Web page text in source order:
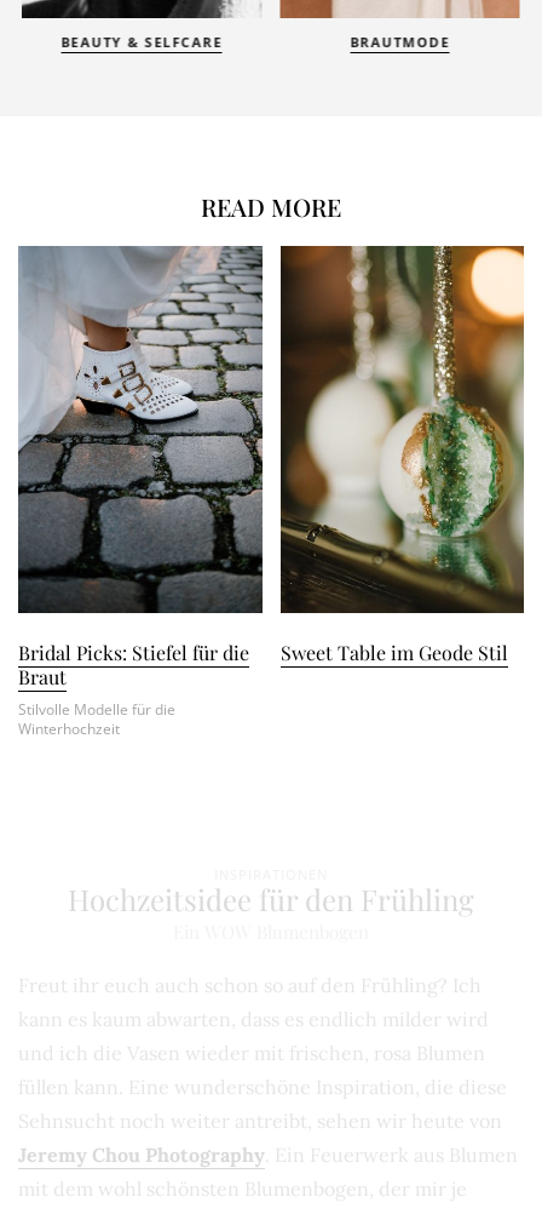
BEAUTY & SELFCARE BRAUTMODE
READ MORE
Bridal Picks: Stiefel für die
Braut
Stilvolle Modelle für die
Winterhochzeit
Sweet Table im Geode Stil
Hochzeitsidee für den Frühling
Freut ihr euch auch schon so auf den Frühling? Ich
kann es kaum abwarten, dass es endlich milder wird
und ich die Vasen wieder mit frischen, rosa Blumen
füllen kann. Eine wunderschöne Inspiration, die diese
Sehnsucht noch weiter antreibt, sehen wir heute von
Jeremy Chou Photography . Ein Feuerwerk aus Blumen
mit dem wohl schönsten Blumenbogen, der mir je